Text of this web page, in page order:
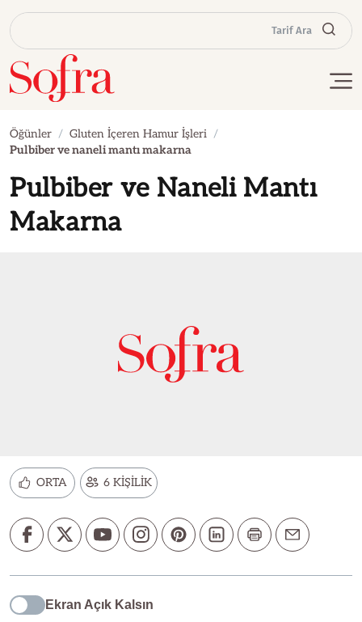
Tarif Ara
Öğünler
Gluten İçeren Hamur İşleri
Pulbiber ve naneli mantı makarna
Pulbiber ve Naneli Mantı
Makarna
ORTA 6 KİŞİLİK
Ekran Açık Kalsın